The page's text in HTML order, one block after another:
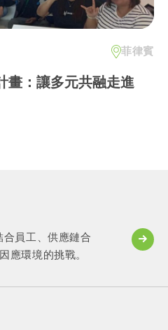
菲律賓
畫：讓多元共融走進
員工、供應鏈合
應環境的挑戰。